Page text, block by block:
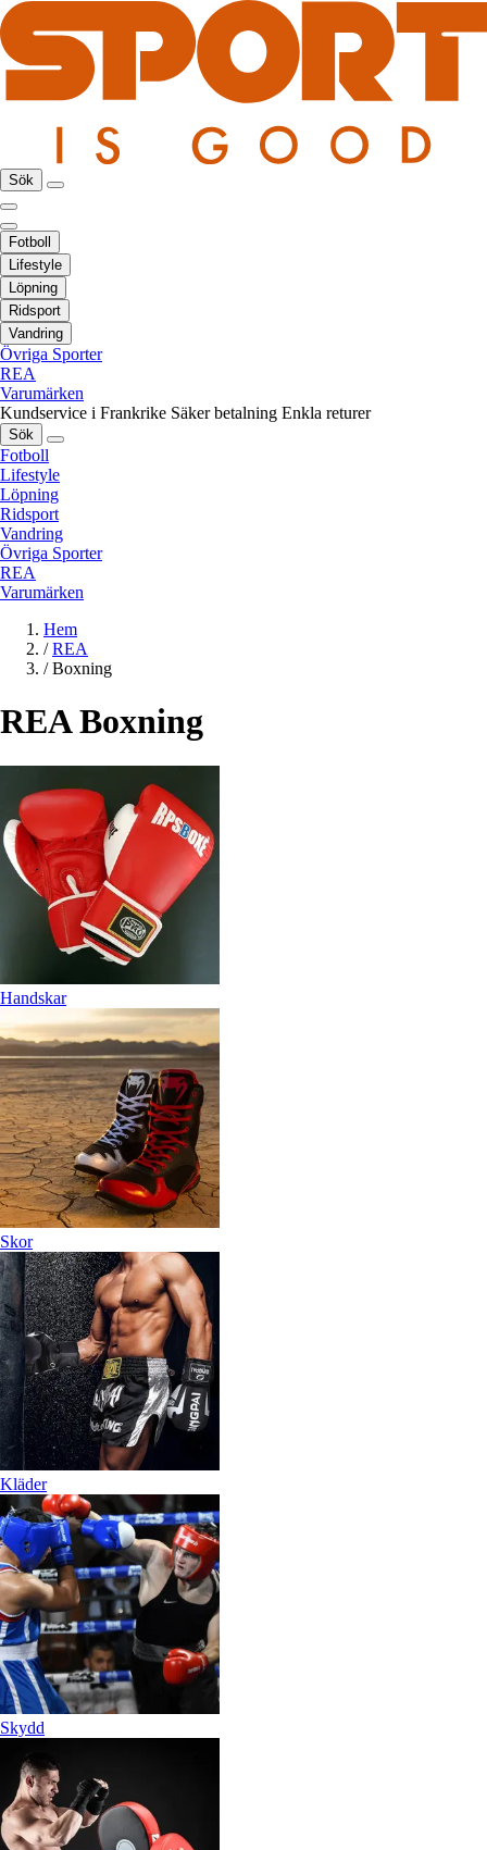
Sök
Fotboll
Lifestyle
Löpning
Ridsport
Vandring
Övriga Sporter
REA
Varumärken
Kundservice i Frankrike Säker betalning Enkla returer
Sök
Fotboll
Lifestyle
Löpning
Ridsport
Vandring
Övriga Sporter
REA
Varumärken
Hem
/ REA
/ Boxning
REA Boxning
Handskar
Skor
Kläder
Skydd